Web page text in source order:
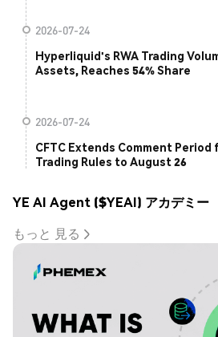
2026-07-24
Hyperliquid's RWA Trading
Assets, Reaches 54% Share
2026-07-24
CFTC Extends Comment
Trading Rules to August 26
YE AI Agent ($YEAI) アカデミー
もっと 見る